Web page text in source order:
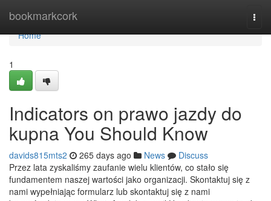
bookmarkcork
Home
Home
1
Indicators on prawo jazdy do
kupna You Should Know
davids815mts2 265 days ago News
Discuss
Przez lata zyskaliśmy zaufanie wielu klientów, co stało się
fundamentem naszej wartości jako organizacji. Skontaktuj się z
nami wypełniając formularz lub skontaktuj się z nami